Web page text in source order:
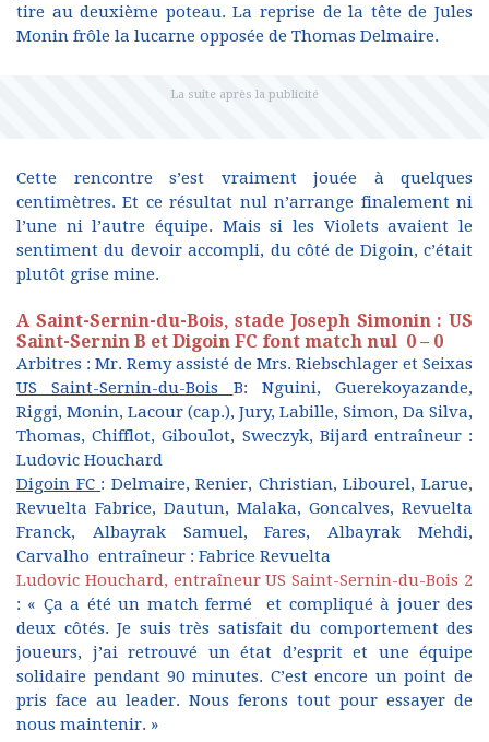
tire au deuxième poteau. La reprise de la tête de Jules
Monin frôle la lucarne opposée de Thomas Delmaire.
Cette rencontre s’est vraiment jouée à quelques
centimètres. Et ce résultat nul n’arrange finalement ni
l’une ni l’autre équipe. Mais si les Violets avaient le
sentiment du devoir accompli, du côté de Digoin, c’était
plutôt grise mine.
A Saint-Sernin-du-Bois, stade Joseph Simonin : US
Saint-Sernin B et Digoin FC font match nul 0 – 0
Arbitres : Mr. Remy assisté de Mrs. Riebschlager et Seixas
US Saint-Sernin-du-Bois B: Nguini, Guerekoyazande,
Riggi, Monin, Lacour (cap.), Jury, Labille, Simon, Da Silva,
Thomas, Chifflot, Giboulot, Sweczyk, Bijard entraîneur :
Ludovic Houchard
Digoin FC : Delmaire, Renier, Christian, Libourel, Larue,
Revuelta Fabrice, Dautun, Malaka, Goncalves, Revuelta
Franck, Albayrak Samuel, Fares, Albayrak Mehdi,
Carvalho entraîneur : Fabrice Revuelta
Ludovic Houchard, entraîneur US Saint-Sernin-du-Bois 2
: « Ça a été un match fermé et compliqué à jouer des
deux côtés. Je suis très satisfait du comportement des
joueurs, j’ai retrouvé un état d’esprit et une équipe
solidaire pendant 90 minutes. C’est encore un point de
pris face au leader. Nous ferons tout pour essayer de
nous maintenir. »